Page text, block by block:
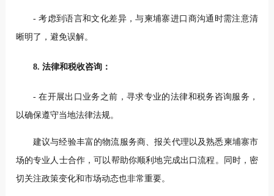
- 考虑到语言和文化差异，与柬埔寨进口商沟通时需注意清
晰明了，避免误解。
8. 法律和税收咨询：
- 在开展出口业务之前，寻求专业的法律和税务咨询服务，
以确保遵守当地法律法规。
建议与经验丰富的物流服务商、报关代理以及熟悉柬埔寨市
场的专业人士合作，可以帮助你顺利地完成出口流程。同时，密
切关注政策变化和市场动态也非常重要。